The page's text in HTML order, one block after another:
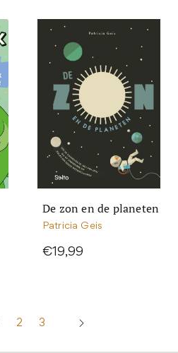
De zon en de planeten
Patricia Geis
€19,99
2 3